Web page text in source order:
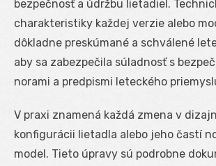
bezpečnosť a údržbu lietadiel.
charakteristiky každej verzie alebo
dôkladne preskúmané a schválené
aby sa zabezpečila súladnosť s
norami a predpismi leteckého
V praxi znamená každá zmena v
konfigurácii lietadla alebo jeho častí
model. Tieto úpravy sú podrobne